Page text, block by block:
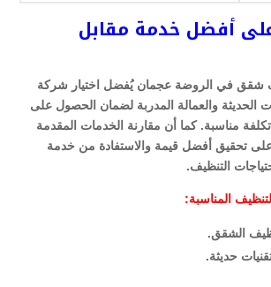
أفضل خدمة مقابل
شقق في الروضة عجمان يُفضل اختيار شركة
الحديثة والعمالة المدربة لضمان الحصول على
تكلفة مناسبة. كما أن مقارنة الخدمات المقدمة
على تحقيق أفضل قيمة والاستفادة من خدمة
التنظيف.
المناسبة:
الشقق.
حديثة.